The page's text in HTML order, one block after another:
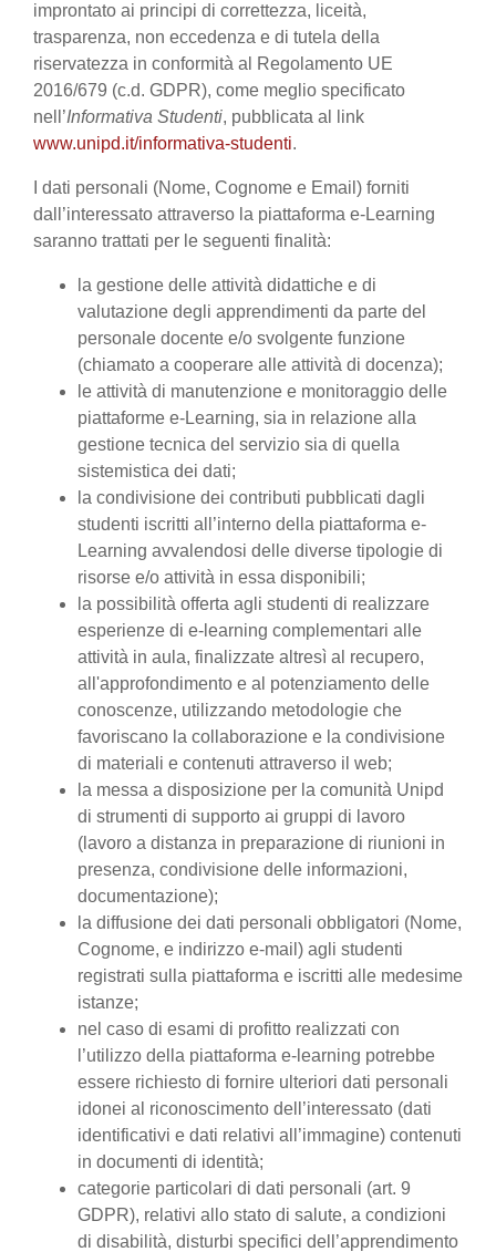
improntato ai principi di correttezza, liceità,
trasparenza, non eccedenza e di tutela della
riservatezza in conformità al Regolamento UE
2016/679 (c.d. GDPR), come meglio specificato
nell’Informativa Studenti, pubblicata al link
www.unipd.it/informativa-studenti.
I dati personali (Nome, Cognome e Email) forniti
dall’interessato attraverso la piattaforma e-Learning
saranno trattati per le seguenti finalità:
la gestione delle attività didattiche e di
valutazione degli apprendimenti da parte del
personale docente e/o svolgente funzione
(chiamato a cooperare alle attività di docenza);
le attività di manutenzione e monitoraggio delle
piattaforme e-Learning, sia in relazione alla
gestione tecnica del servizio sia di quella
sistemistica dei dati;
la condivisione dei contributi pubblicati dagli
studenti iscritti all’interno della piattaforma e-
Learning avvalendosi delle diverse tipologie di
risorse e/o attività in essa disponibili;
la possibilità offerta agli studenti di realizzare
esperienze di e-learning complementari alle
attività in aula, finalizzate altresì al recupero,
all'approfondimento e al potenziamento delle
conoscenze, utilizzando metodologie che
favoriscano la collaborazione e la condivisione
di materiali e contenuti attraverso il web;
la messa a disposizione per la comunità Unipd
di strumenti di supporto ai gruppi di lavoro
(lavoro a distanza in preparazione di riunioni in
presenza, condivisione delle informazioni,
documentazione);
la diffusione dei dati personali obbligatori (Nome,
Cognome, e indirizzo e-mail) agli studenti
registrati sulla piattaforma e iscritti alle medesime
istanze;
nel caso di esami di profitto realizzati con
l’utilizzo della piattaforma e-learning potrebbe
essere richiesto di fornire ulteriori dati personali
idonei al riconoscimento dell’interessato (dati
identificativi e dati relativi all’immagine) contenuti
in documenti di identità;
categorie particolari di dati personali (art. 9
GDPR), relativi allo stato di salute, a condizioni
di disabilità, disturbi specifici dell’apprendimento